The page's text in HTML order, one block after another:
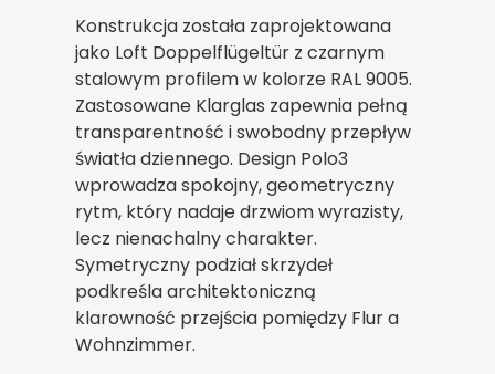
Konstrukcja została zaprojektowana
jako Loft Doppelflügeltür z czarnym
stalowym profilem w kolorze RAL 9005.
Zastosowane Klarglas zapewnia pełną
transparentność i swobodny przepływ
światła dziennego. Design Polo3
wprowadza spokojny, geometryczny
rytm, który nadaje drzwiom wyrazisty,
lecz nienachalny charakter.
Symetryczny podział skrzydeł
podkreśla architektoniczną
klarowność przejścia pomiędzy Flur a
Wohnzimmer.